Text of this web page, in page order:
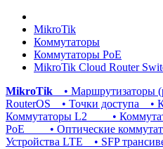
MikroTik
Коммутаторы
Коммутаторы PoE
MikroTik Cloud Router
MikroTik
• Маршрутизаторы
RouterOS
• Точки доступа •
Коммутаторы L2
•
PoE
• Оптические
Устройства LTE
• SFP